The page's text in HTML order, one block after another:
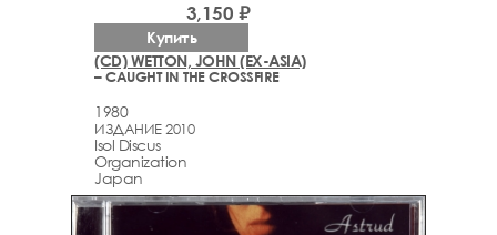
(CD) WETTON, JOHN (EX-ASIA)
– CAUGHT IN THE CROSSFIRE
1980
ИЗДАНИЕ 2010
Isol Discus
Organization
Japan
3,150 ₽
Купить